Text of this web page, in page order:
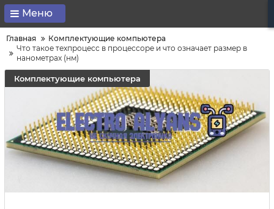
Меню
Главная
Комплектующие компьютера
Что такое техпроцесс в процессоре и что означает размер в
нанометрах (нм)
Комплектующие компьютера